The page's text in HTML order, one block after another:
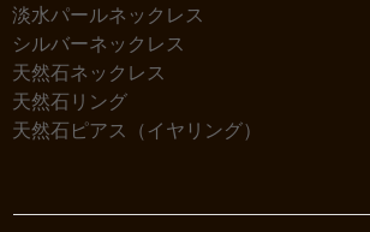
淡水パールネックレス
シルバーネックレス
天然石ネックレス
天然石リング
天然石ピアス（イヤリング）